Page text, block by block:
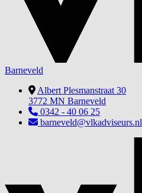
Barneveld
Albert Plesmanstraat 30
3772 MN Barneveld
0342 - 40 06 25
barneveld@vlkadviseurs.nl